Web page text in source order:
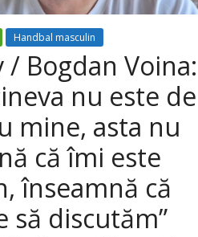
Handbal masculin
/ Bogdan Voina:
nu este de
mine, asta nu
că îmi este
înseamnă că
să discutăm”